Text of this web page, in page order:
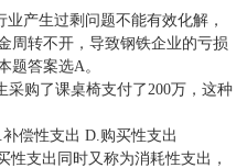
业产生过剩问题不能有效化解，
周转不开，导致钢铁企业的亏损
题答案选A。
采购了课桌椅支付了200万，这种
偿性支出 D.购买性支出
性支出同时又称为消耗性支出，